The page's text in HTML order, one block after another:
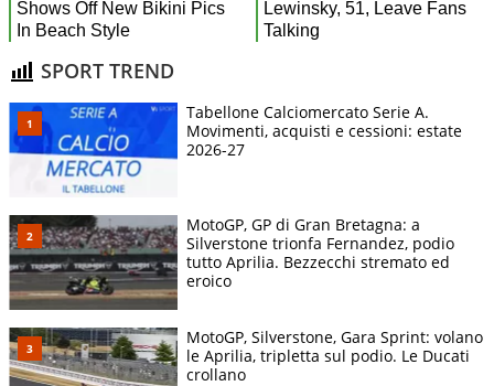
SPORT TREND
Tabellone Calciomercato Serie A.
Movimenti, acquisti e cessioni: estate
2026-27
MotoGP, GP di Gran Bretagna: a
Silverstone trionfa Fernandez, podio
tutto Aprilia. Bezzecchi stremato ed
eroico
MotoGP, Silverstone, Gara Sprint: volano
le Aprilia, tripletta sul podio. Le Ducati
crollano